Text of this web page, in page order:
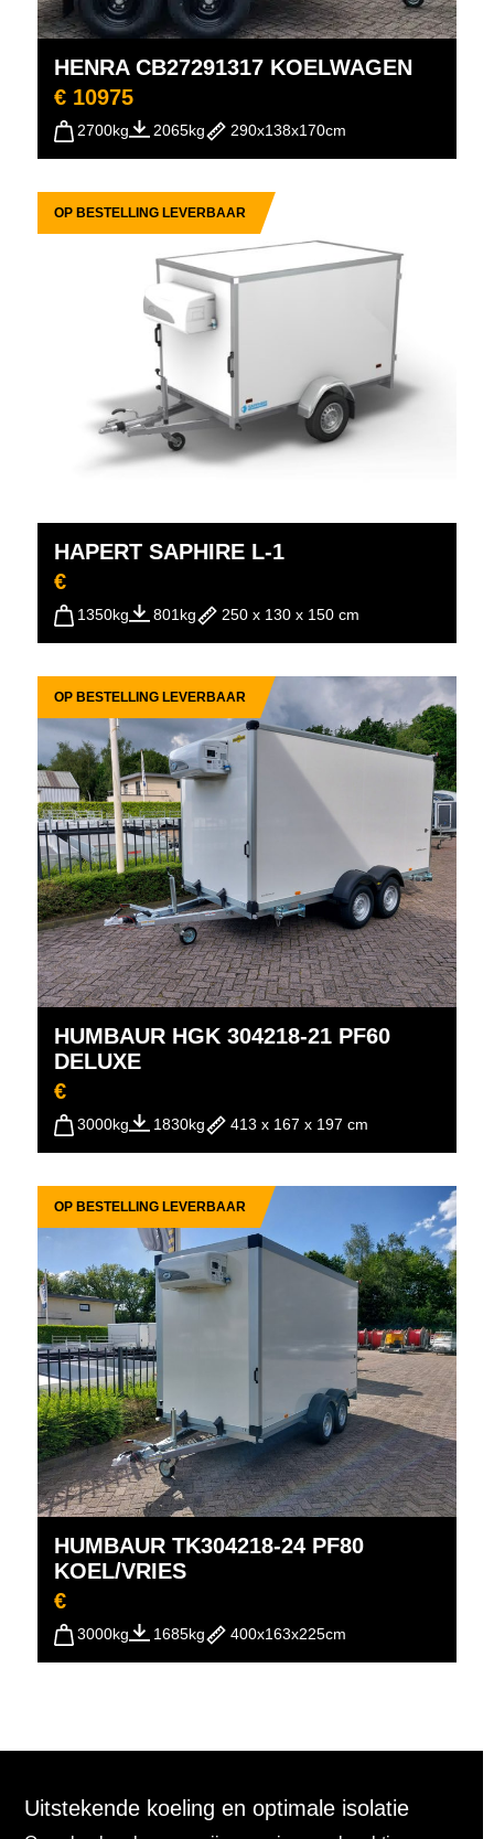
HENRA CB27291317 KOELWAGEN
€ 10975
2700kg 2065kg 290x138x170cm
OP BESTELLING LEVERBAAR
HAPERT SAPHIRE L-1
€
1350kg 801kg 250 x 130 x 150 cm
OP BESTELLING LEVERBAAR
HUMBAUR HGK 304218-21 PF60
DELUXE
€
3000kg 1830kg 413 x 167 x 197 cm
OP BESTELLING LEVERBAAR
HUMBAUR TK304218-24 PF80
KOEL/VRIES
€
3000kg 1685kg 400x163x225cm
Uitstekende koeling en optimale isolatie